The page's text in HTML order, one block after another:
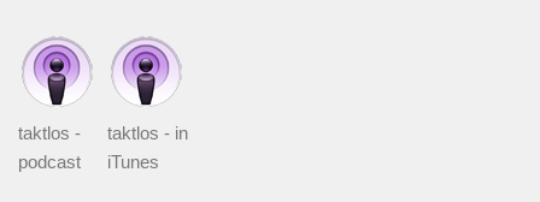
taktlos -
podcast
taktlos - in
iTunes